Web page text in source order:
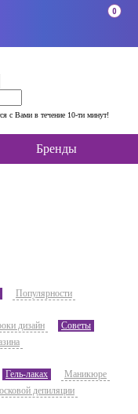
с Вами в течение 10-ти минут!
0
Бренды
Популярности
дизайн
Советы
Гель-лаках
Маникюре
депиляции